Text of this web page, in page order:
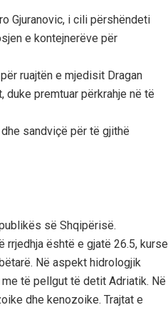
Gjuranovic, i cili përshëndeti
e kontejnerëve për
ruajtën e mjedisit Dragan
premtuar përkrahje në të
sandviçë për të gjithë
së Shqipërisë.
është e gjatë 26.5, kurse
Në aspekt hidrologjik
të pellgut të detit Adriatik. Në
dhe kenozoike. Trajtat e